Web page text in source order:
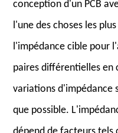
conception d'un PCB
l'une des choses les
l'impédance cible pour
paires différentielles en
variations d'impédance
que possible.